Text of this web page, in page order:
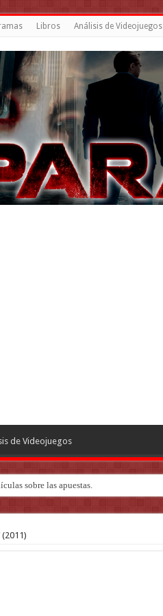
Libros Análisis de Videojuegos
de Videojuegos
sobre las apuestas.
(2011)